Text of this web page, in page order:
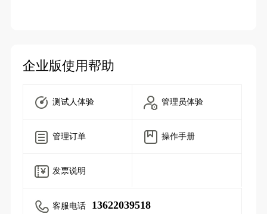
企业版使用帮助
测试人体验 管理员体验
管理订单 操作手册
发票说明
客服电话 13622039518